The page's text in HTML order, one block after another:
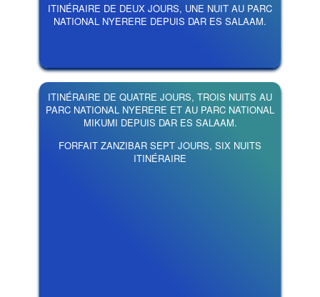
ITINÉRAIRE DE DEUX JOURS, UNE NUIT AU PARC
NATIONAL NYERERE DEPUIS DAR ES SALAAM.
ITINÉRAIRE DE QUATRE JOURS, TROIS NUITS AU
PARC NATIONAL NYERERE ET AU PARC NATIONAL
MIKUMI DEPUIS DAR ES SALAAM.
FORFAIT ZANZIBAR SEPT JOURS, SIX NUITS
ITINÉRAIRE